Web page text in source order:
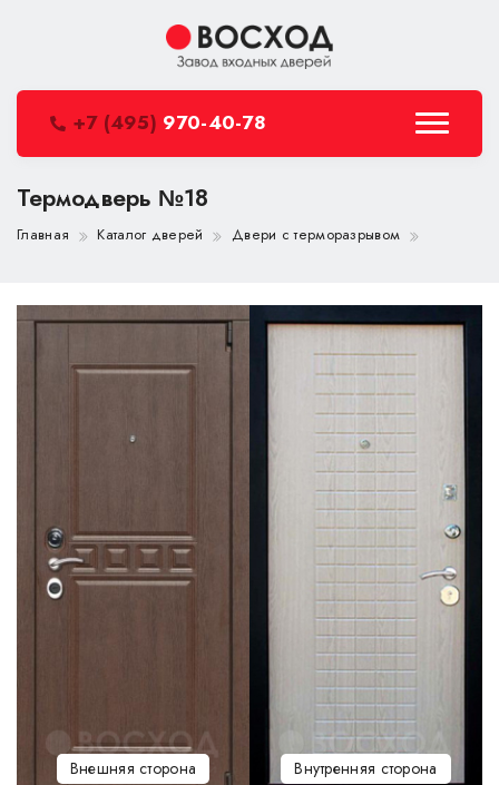
+7 (495) 970-40-78
Термодверь №18
Главная Каталог дверей Двери с терморазрывом
Внешняя сторона Внутренняя сторона